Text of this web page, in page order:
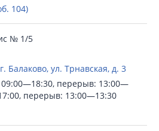
104)
№ 1/5
Балаково, ул. Трнавская, д. 3
перерыв: 13:00—
перерыв: 13:00—13:30